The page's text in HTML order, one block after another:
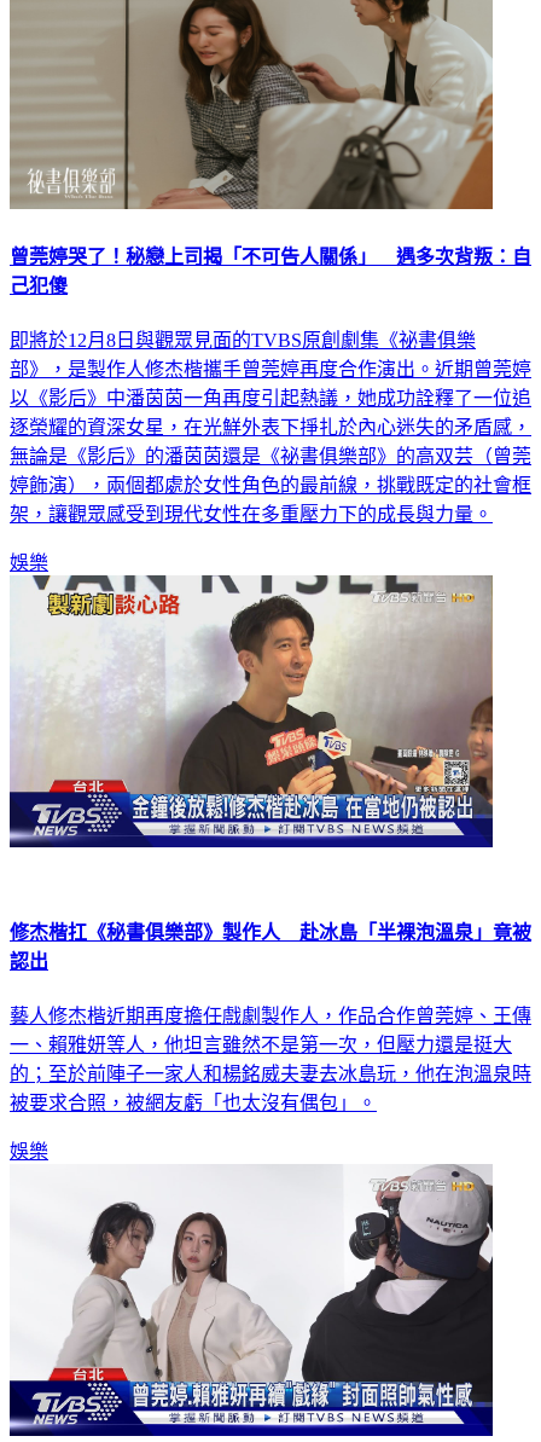
曾莞婷哭了！秘戀上司揭「不可告人關係」 遇多次背叛：自
己犯傻
即將於12月8日與觀眾見面的TVBS原創劇集《祕書俱樂
部》，是製作人修杰楷攜手曾莞婷再度合作演出。近期曾莞婷
以《影后》中潘茵茵一角再度引起熱議，她成功詮釋了一位追
逐榮耀的資深女星，在光鮮外表下掙扎於內心迷失的矛盾感，
無論是《影后》的潘茵茵還是《祕書俱樂部》的高双芸（曾莞
婷飾演），兩個都處於女性角色的最前線，挑戰既定的社會框
架，讓觀眾感受到現代女性在多重壓力下的成長與力量。
娛樂
修杰楷扛《秘書俱樂部》製作人 赴冰島「半裸泡溫泉」竟被
認出
藝人修杰楷近期再度擔任戲劇製作人，作品合作曾莞婷、王傳
一、賴雅妍等人，他坦言雖然不是第一次，但壓力還是挺大
的；至於前陣子一家人和楊銘威夫妻去冰島玩，他在泡溫泉時
被要求合照，被網友虧「也太沒有偶包」。
娛樂